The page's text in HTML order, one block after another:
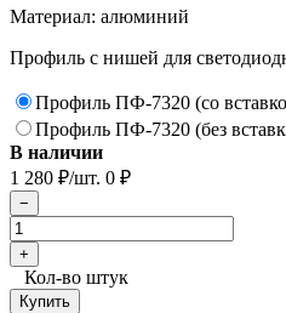
Материал: алюминий
Профиль с нишей для
Профиль ПФ-7320 (со
Профиль ПФ-7320 (без
В наличии
1 280 ₽/шт. 0 ₽
Кол-во штук